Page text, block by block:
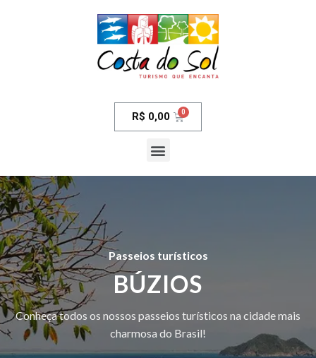
R$ 0,00
Passeios turísticos
BÚZIOS
Conheça todos os nossos passeios turísticos na cidade mais
charmosa do Brasil!